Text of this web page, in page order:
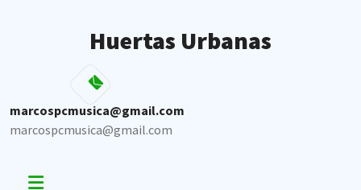
Huertas Urbanas
marcospcmusica@gmail.com
marcospcmusica@gmail.com